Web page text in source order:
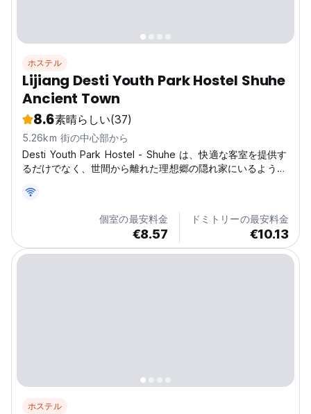
ホステル
Lijiang Desti Youth Park Hostel Shuhe
Ancient Town
8.6素晴らしい(37)
5.26km 街の中心部から
Desti Youth Park Hostel - Shuhe は、快適な客室を提供す
るだけでなく、世間から離れた理想郷の隠れ家にいるような
個室の最安料金
€8.57
ドミトリーの最安料金
€10.13
ホステル